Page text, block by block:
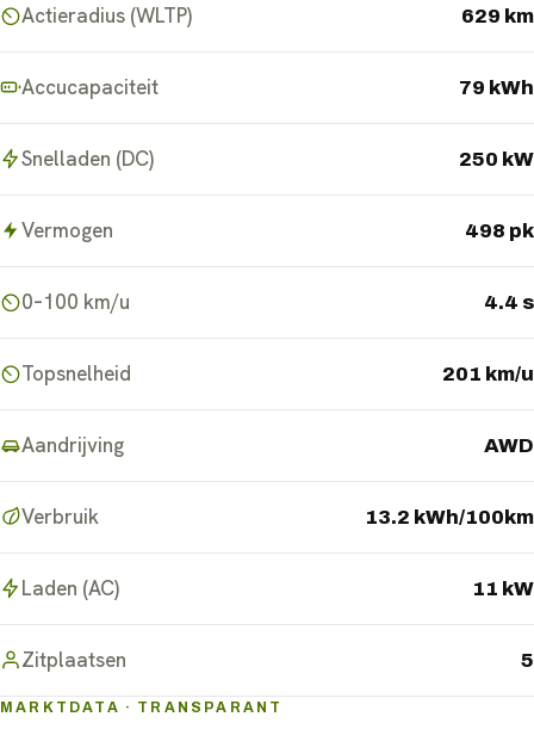
Actieradius (WLTP) 629 km
Accucapaciteit 79 kWh
Snelladen (DC) 250 kW
Vermogen 498 pk
0–100 km/u 4.4 s
Topsnelheid 201 km/u
Aandrijving AWD
Verbruik 13.2 kWh/100km
Laden (AC) 11 kW
Zitplaatsen 5
MARKTDATA · TRANSPARANT